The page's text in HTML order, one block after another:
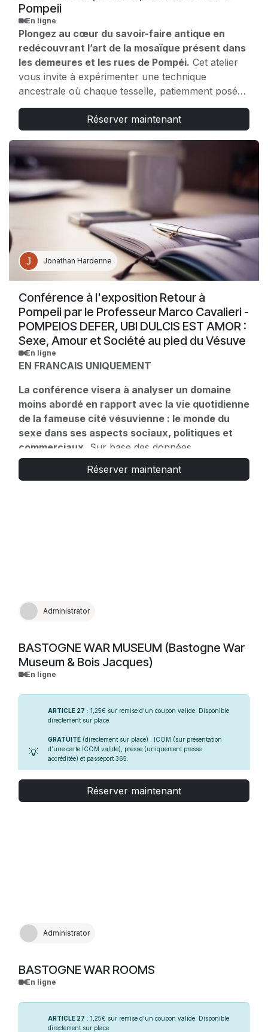
code partenaire en cliquant sur “Avez-vous un code
de réduction ?” après avoir validé votre date de
visite ou présentez-vous directement à l’accueil du
Musée. Un justificatif peut vous être demandé.
Pompeii
En ligne
Plongez au cœur du savoir-faire antique en
redécouvrant l’art de la mosaïque présent dans
les demeures et les rues de Pompéi. Cet atelier
vous invite à expérimenter une technique
ancestrale où chaque tesselle, patiemment posée,
raconte une histoire.
Réserver maintenant
Jonathan Hardenne
Conférence à l'exposition Retour à
Pompeii par le Professeur Marco Cavalieri -
POMPEIOS DEFER, UBI DULCIS EST AMOR :
Sexe, Amour et Société au pied du Vésuve
En ligne
EN FRANCAIS UNIQUEMENT
La conférence visera à analyser un domaine
moins abordé en rapport avec la vie quotidienne
de la fameuse cité vésuvienne : le monde du
sexe dans ses aspects sociaux, politiques et
commerciaux. Sur base des données
archéologiques issues des fouilles de boutiques,
maisons et lupanars, la vie des femmes
Réserver maintenant
Administrator
BASTOGNE WAR MUSEUM (Bastogne War
Museum & Bois Jacques)
En ligne
💡
ARTICLE 27 : 1,25€ sur remise d’un coupon valide. Disponible
directement sur place.
GRATUITÉ (directement sur place) : ICOM (sur présentation
d’une carte ICOM valide), presse (uniquement presse
accréditée) et passeport 365.
sur “Avez-vous un code de réduction ?” après avoir validé votre
Réserver maintenant
Administrator
BASTOGNE WAR ROOMS
En ligne
ARTICLE 27 : 1,25€ sur remise d’un coupon valide. Disponible
directement sur place.